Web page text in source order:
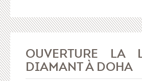
OUVERTURE LA
DIAMANT À DOHA